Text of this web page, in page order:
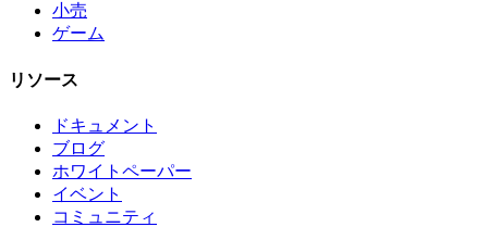
小売
ゲーム
リソース
ドキュメント
ブログ
ホワイトペーパー
イベント
コミュニティ